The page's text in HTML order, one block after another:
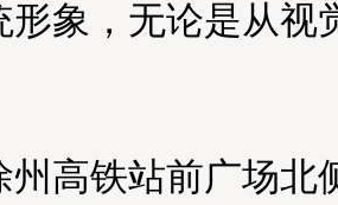
形象，无论是从视
州高铁站前广场北